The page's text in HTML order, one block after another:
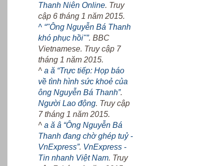
Thanh Niên Online. Truy
cập 6 tháng 1 năm 2015.
^ “"Ông Nguyễn Bá Thanh
khó phục hồi"”. BBC
Vietnamese. Truy cập 7
tháng 1 năm 2015.
^ a ă “Trực tiếp: Họp báo
về tình hình sức khoẻ của
ông Nguyễn Bá Thanh”.
Người Lao động. Truy cập
7 tháng 1 năm 2015.
^ a ă â “Ông Nguyễn Bá
Thanh đang chờ ghép tuỷ -
VnExpress”. VnExpress -
Tin nhanh Việt Nam. Truy